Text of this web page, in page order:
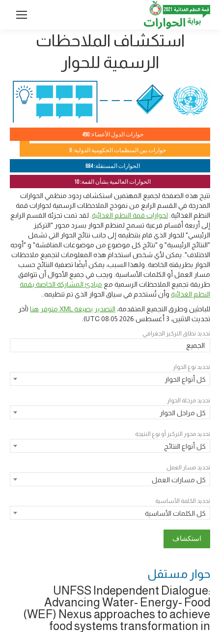
استكشاف الملاحظات
الرسمية للحوار
حوارات الدول الأعضاء: 490
حوارات بين المنظمات الحكومية الدولية: 6
الحوارات المستقلة: 684
الحوارات العالمية بشأن القمة: 10
تتيح هذه الصفحة لجميع المهتمين استكشاف ردود منظمي الحوارات
المدرجة في القسم الرابع من نموذج الملاحظات الرسمية لحوارات قمة
النظم الغذائية. لحوارات قمة النظم الغذائية . لقد تمت تجزئة القسم الرابع
إلى أربعة أقسام فرعية تسمح لمنظم الحوار بسرد محور "التركيز
الرئيسي" للحوار الذي قام بتنظيمه إلى جانب نتائج الحوار التي تشمل
"النتائج الرئيسية" و "نتائج كل موضوع من موضوعات المناقشة" و "أوجه
الاختلاف". يمكن لأي شخص استخدام هذه المعلومات لتجميع ملاحظات
الحوار بطريقته الخاصة. ولهذا السبب، يمكن أيضًا تصفية النتائج حسب
مسار العمل أو الكلمات الأساسية. ويجب في جميع الأحوال أن تتوافق
طريقة تجميع الملاحظات الرسمية مع مبادئ المشاركة الخاصة بقمة
النظم الغذائية وأن تُستخدم في سياق الحوار الذي تم تنظيمه..
للباحثين وطرق التجميع المتقدمة، التصدير بصيغة XML متوفر هنا
(آخر
تحديث الاثنين، 3 أغسطس 2026 08:05 UTC ).
تحديد نطاق التركيز الجغرافي
الجميع
تحديد نوع الحوار
كل أنواع الحوار
تحديد مرحلة الحوار
كل مراحل الحوار
تحديد محور التركيز أو نوع النتيجة
كل أنواع النتائج
تحديد مسار العمل
كل مسارات العمل
تحديد الكلمة الأساسية
كل الكلمات الأساسية
حوار ‎مستقل
UNFSS Independent Dialogue:
Advancing Water- Energy- Food
(WEF) Nexus approaches to achieve
food systems transformation in